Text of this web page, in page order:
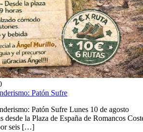
Patón Sufre
Patón Sufre Lunes 10 de agosto
desde la Plaza de España de Romancos
seis […]